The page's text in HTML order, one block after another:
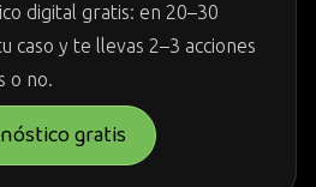
digital gratis: en 20–30
caso y te llevas 2–3 acciones
o no.
gratis